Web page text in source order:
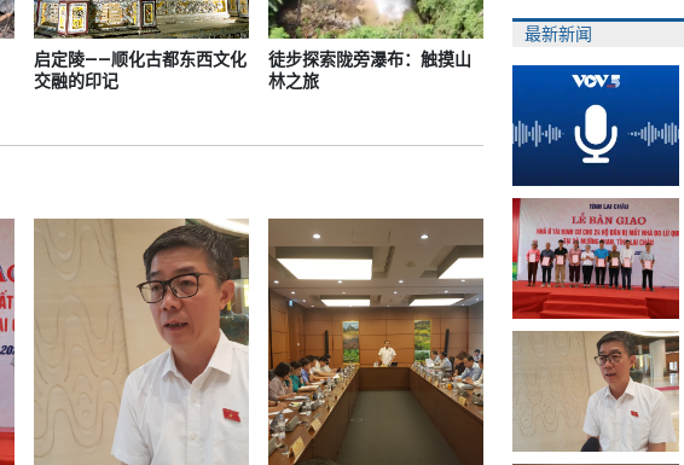
启定陵——顺化古都东西文化
交融的印记
徒步探索陇旁瀑布：触摸山
林之旅
最新新闻